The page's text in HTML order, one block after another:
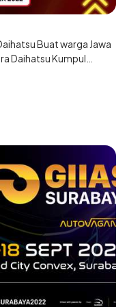
Buat warga Jawa
Daihatsu Kumpul
acara "Daihatsu